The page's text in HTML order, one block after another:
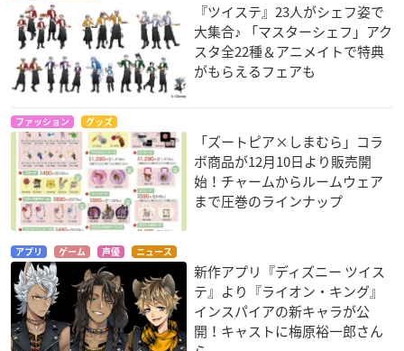
『ツイステ』23人がシェフ姿で
大集合♪ 「マスターシェフ」アク
スタ全22種＆アニメイトで特典
がもらえるフェアも
ファッション グッズ
「ズートピア×しまむら」コラ
ボ商品が12月10日より販売開
始！チャームからルームウェア
まで圧巻のラインナップ
アプリ ゲーム 声優 ニュース
新作アプリ『ディズニー ツイス
テ』より『ライオン・キング』
インスパイアの新キャラが公
開！キャストに梅原裕一郎さん